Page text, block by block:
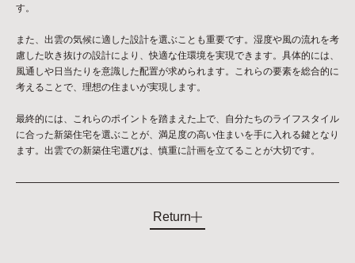
す。
また、出雲の気候に適した設計を選ぶことも重要です。湿度や風の流れを考
慮した吹き抜けの設計により、快適な住環境を実現できます。具体的には、
風通しや日当たりを意識した配置が求められます。これらの要素を総合的に
考えることで、理想の住まいが実現します。
最終的には、これらのポイントを踏まえた上で、自分たちのライフスタイル
に合った新築住宅を選ぶことが、満足度の高い住まいを手に入れる鍵となり
ます。出雲での新築住宅選びは、慎重に計画を立てることが大切です。
Return